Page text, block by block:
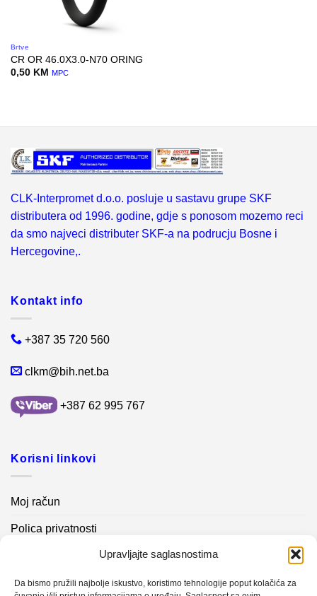
Upravljajte saglasnostima
Da bismo pružili najbolje iskustvo, koristimo tehnologije poput kolačića za
Brtve
CR OR 46.0X3.0-N70 ORING
0,50 KM MPC
CLK-Interpromet d.o.o. posluje u sastavu grupe SKF
distributera od 1996. godine, gdje s ponosom mozemo reci
da smo najveci distributer SKF-a na podrucju Bosne i
Hercegovine,.
Kontakt info
+387 35 720 560
clkm@bih.net.ba
+387 62 995 767
Korisni linkovi
Moj račun
Polica privatnosti
Kontakt info